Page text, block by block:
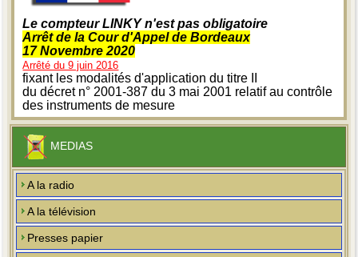
Le compteur LINKY n'est pas obligatoire
Arrêt de la Cour d'Appel de Bordeaux
17 Novembre 2020
Arrêté du 9 juin 2016
fixant les modalités d'application du titre II
du décret n° 2001-387 du 3 mai 2001 relatif au contrôle
des instruments de mesure
MEDIAS
A la radio
A la télévision
Presses papier